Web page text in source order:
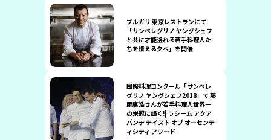
ブルガリ 東京レストランにて
「サンペレグリノ ヤングシェフ
と共に才能溢れる若手料理人た
ちを讃える夕べ」を開催
国際料理コンクール「サンペレ
グリノ ヤングシェフ2018」で 藤
尾康浩さんが若手料理人世界一
の栄冠に輝く!| ラシーム アクア
パンナ テイスト オブ オーセンテ
ィシティ アワード